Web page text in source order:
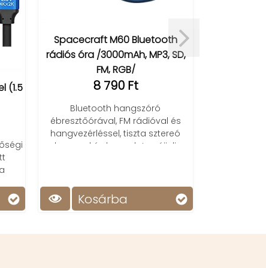
(1.5
Spacecraft M60 Bluetooth
rádiós óra /3000mAh, MP3, SD,
FM, RGB/
8 790 Ft
Bluetooth hangszóró
ébresztőórával, FM rádióval és
hangvezérléssel, tiszta sztereó
hanggal és hangulatos éjjeli
Kosárba